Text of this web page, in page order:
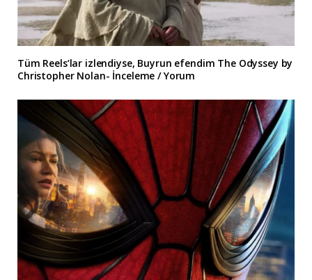
Tüm Reels’lar izlendiyse, Buyrun efendim The Odyssey by
Christopher Nolan- İnceleme / Yorum